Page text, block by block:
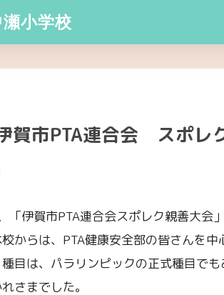
小学校
市PTA連合会 スポレ
伊賀市PTA連合会スポレク親善大会
からは、PTA健康安全部の皆さんを中
目は、パラリンピックの正式種目で
さまでした。